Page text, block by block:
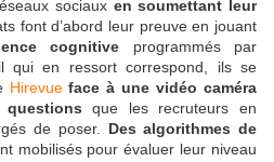
sociaux en soumettant leur
font d’abord leur preuve en jouant
cognitive programmés par
qui en ressort correspond, ils se
Hirevue face à une vidéo caméra
que les recruteurs en
de poser. Des algorithmes de
mobilisés pour évaluer leur niveau